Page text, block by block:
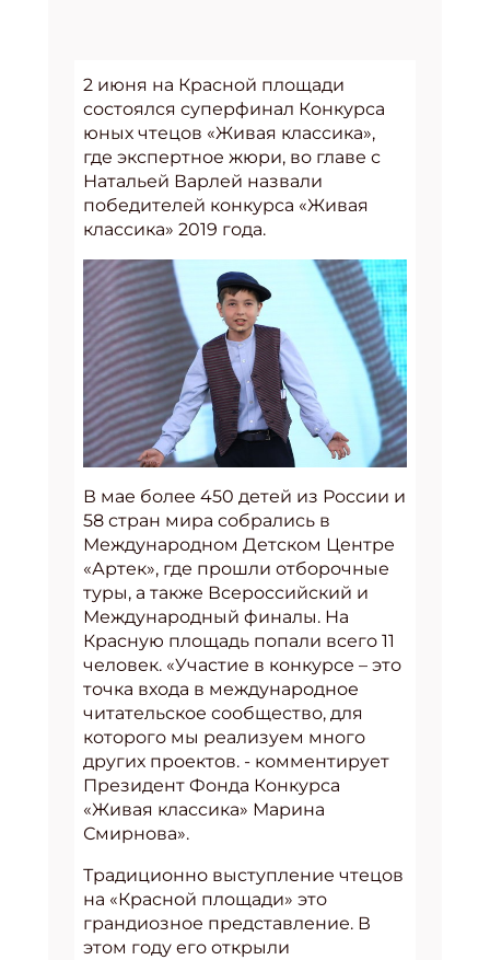
2 июня на Красной площади
состоялся суперфинал Конкурса
юных чтецов «Живая классика»,
где экспертное жюри, во главе с
Натальей Варлей назвали
победителей конкурса «Живая
классика» 2019 года.
В мае более 450 детей из России и
58 стран мира собрались в
Международном Детском Центре
«Артек», где прошли отборочные
туры, а также Всероссийский и
Международный финалы. На
Красную площадь попали всего 11
человек. «Участие в конкурсе – это
точка входа в международное
читательское сообщество, для
которого мы реализуем много
других проектов. - комментирует
Президент Фонда Конкурса
«Живая классика» Марина
Смирнова».
Традиционно выступление чтецов
на «Красной площади» это
грандиозное представление. В
этом году его открыли